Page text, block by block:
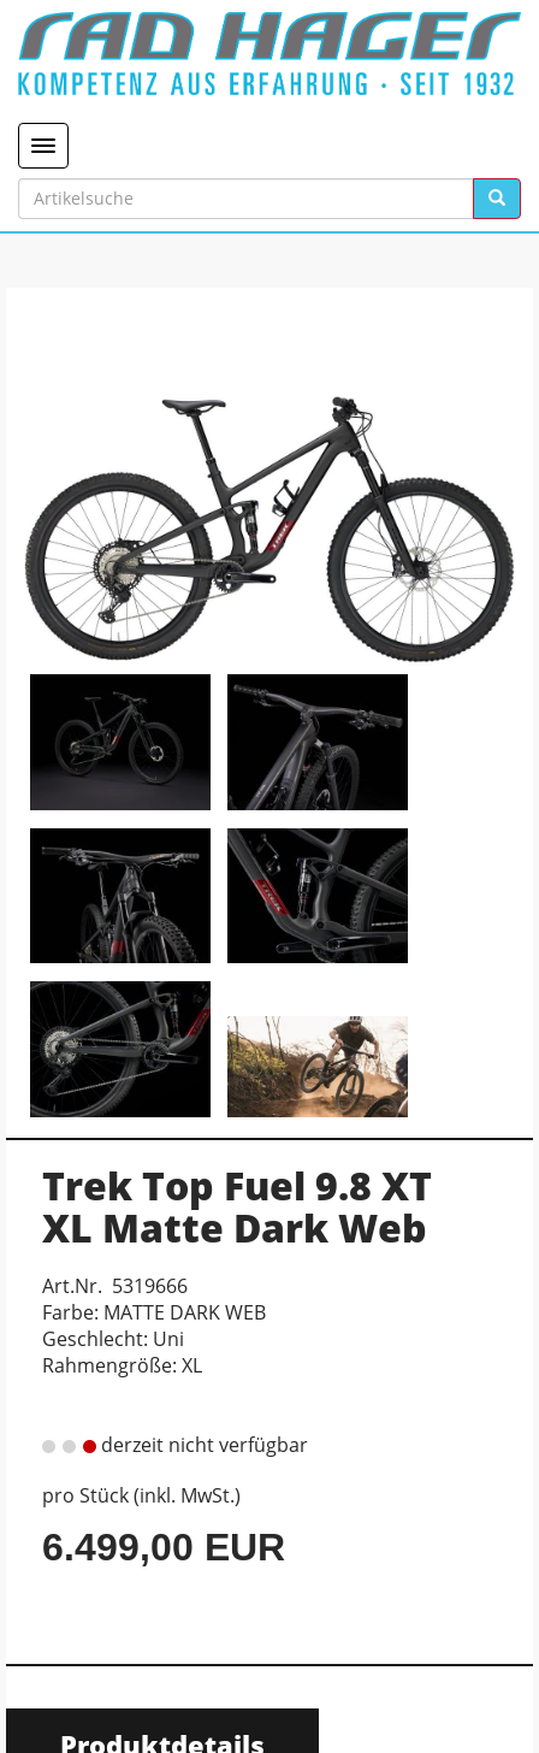
Toggle navigation
Trek Top Fuel 9.8 XT
XL Matte Dark Web
Art.Nr. 5319666
Farbe: MATTE DARK WEB
Geschlecht: Uni
Rahmengröße: XL
derzeit nicht verfügbar
pro Stück (inkl. MwSt.)
6.499,00 EUR
Produktdetails